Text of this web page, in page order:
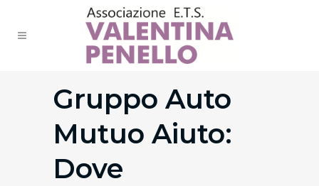
Gruppo Auto
Mutuo Aiuto:
Dove